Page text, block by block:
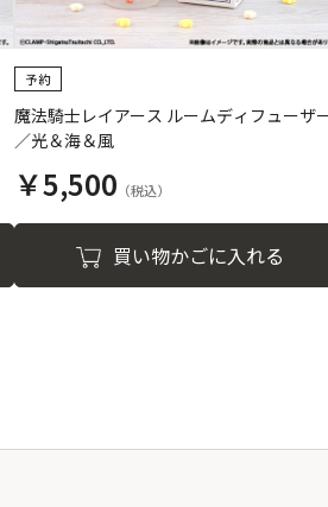
魔法騎士レイアース ルームディフューザ
／光＆海＆風
￥5,500
買い物かごに入れる